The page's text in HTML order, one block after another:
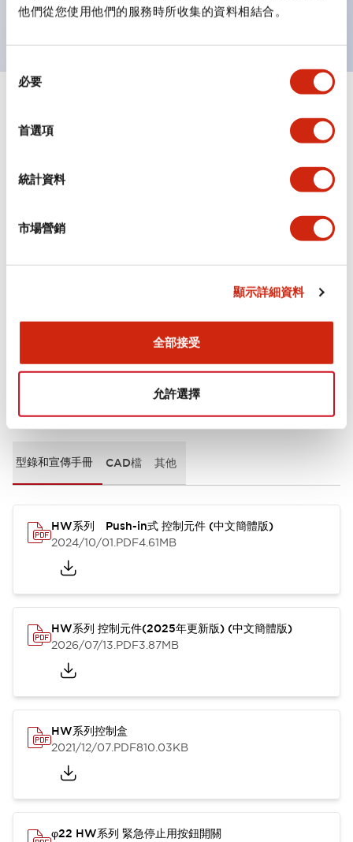
他們從您使用他們的服務時所收集的資料相結合。
必要
首選項
統計資料
市場營銷
顯示詳細資料
全部接受
允許選擇
顏色表現更明確鮮明，便於更多人識別。
電氣規範（額定照明部分）
環境規範
型錄和宣傳手冊 CAD檔 其他
HW系列 Push-in式 控制元件 (中文簡體版)
2024/10/01.PDF4.61MB
HW系列 控制元件(2025年更新版) (中文簡體版)
2026/07/13.PDF3.87MB
HW系列控制盒
2021/12/07.PDF810.03KB
φ22 HW系列 緊急停止用按鈕開關